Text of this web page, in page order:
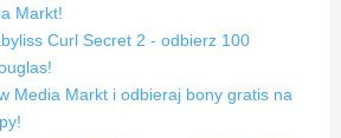
Markt!
Curl Secret 2 - odbierz 100
Media Markt i odbieraj bony gratis na